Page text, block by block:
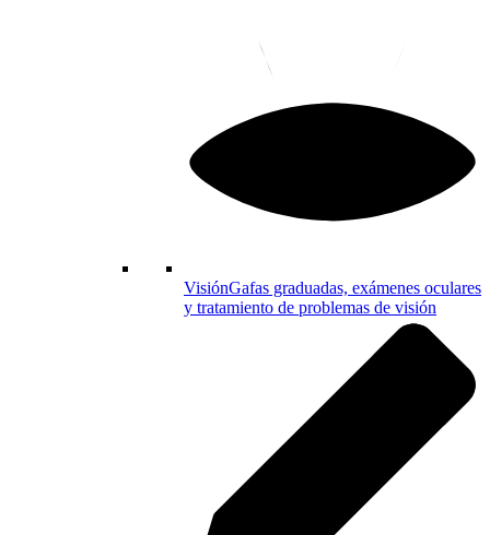
VisiónGafas graduadas, exámenes oculares
y tratamiento de problemas de visión